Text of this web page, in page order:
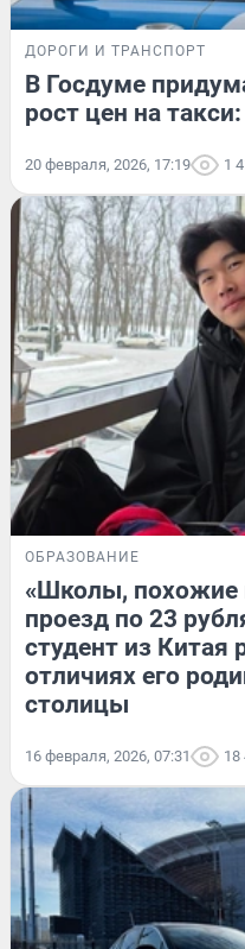
ДОРОГИ И ТРАНСПОРТ
В Госдуме
рост цен на
20 февраля, 2026, 17:19 1
ОБРАЗОВАНИЕ
«Школы,
проезд по 23
студент из Китая
отличиях его
столицы
16 февраля, 2026, 07:31 18